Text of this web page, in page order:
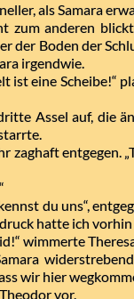
als Samara
zum anderen
der Boden der
irgendwie.
ist eine Scheibe!“
Assel auf, die
zaghaft entgegen.
du uns“,
hatte ich vorhin
wimmerte
wir hier
vor.